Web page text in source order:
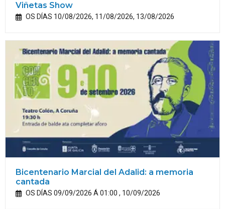
Viñetas Show
OS DÍAS 10/08/2026, 11/08/2026, 13/08/2026
Bicentenario Marcial del Adalid: a memoria
cantada
OS DÍAS 09/09/2026 Á 01:00 , 10/09/2026